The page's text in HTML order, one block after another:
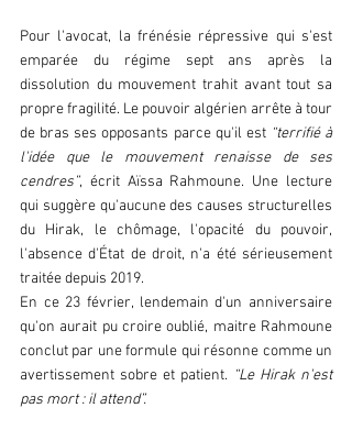
Pour l'avocat, la frénésie répressive qui s'est
emparée du régime sept ans après la
dissolution du mouvement trahit avant tout sa
propre fragilité. Le pouvoir algérien arrête à tour
de bras ses opposants parce qu'il est “terrifié à
l'idée que le mouvement renaisse de ses
cendres”, écrit Aïssa Rahmoune. Une lecture
qui suggère qu'aucune des causes structurelles
du Hirak, le chômage, l'opacité du pouvoir,
l'absence d'État de droit, n'a été sérieusement
traitée depuis 2019.
En ce 23 février, lendemain d'un anniversaire
qu'on aurait pu croire oublié, maitre Rahmoune
conclut par une formule qui résonne comme un
avertissement sobre et patient. “Le Hirak n'est
pas mort : il attend”.